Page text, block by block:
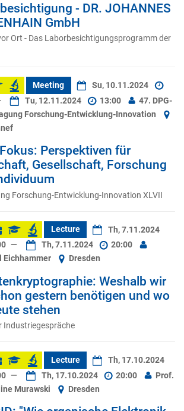
- DR. JOHANNES
GmbH
Ort - Das Laborbesichtigungsprogramm der
Meeting
Su, 10.11.2024
Tu, 12.11.2024 13:00
47. DPG-
Forschung-Entwicklung-Innovation
Perspektiven für
Gesellschaft, Forschung
Forschung-Entwicklung-Innovation XLVII
Lecture
Th, 7.11.2024
— Th, 7.11.2024
20:00
Eichhammer
Dresden
Weshalb wir
gestern benötigen und wo
stehen
Industriegespräche
Lecture
Th, 17.10.2024
— Th, 17.10.2024 20:00
Prof.
Murawski
Dresden